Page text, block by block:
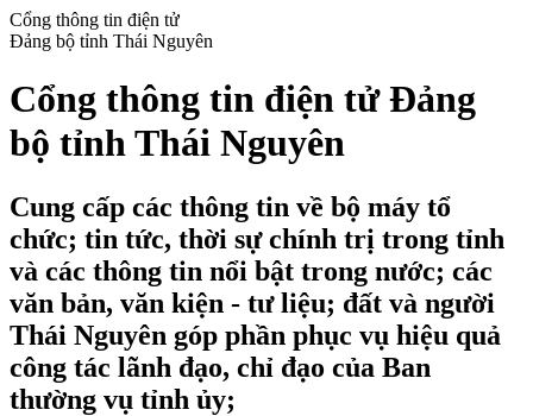
Cổng thông tin điện tử
Đảng bộ tỉnh Thái Nguyên
Cổng thông tin điện tử Đảng
bộ tỉnh Thái Nguyên
Cung cấp các thông tin về bộ máy tổ
chức; tin tức, thời sự chính trị trong tỉnh
và các thông tin nổi bật trong nước; các
văn bản, văn kiện - tư liệu; đất và người
Thái Nguyên góp phần phục vụ hiệu quả
công tác lãnh đạo, chỉ đạo của Ban
thường vụ tỉnh ủy;